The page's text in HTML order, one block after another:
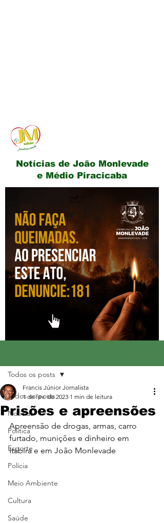
Notícias de João Monlevade
e Médio Piracicaba
Todos os posts
Notícias
Política
Esporte
Polícia
Meio Ambiente
Cultura
Saúde
Todos os posts
Prisões e apreensões
Francis Júnior Jornalista
1 de fev. de 2023 1 min de leitura
Apreensão de drogas, armas, carro
furtado, munições e dinheiro em
Itabira e em João Monlevade